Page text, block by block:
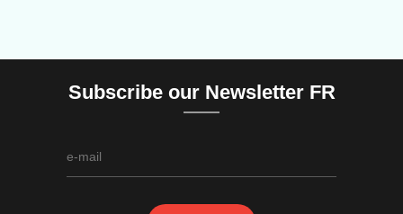
Subscribe our Newsletter FR